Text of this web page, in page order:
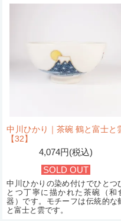
中川ひかり｜茶碗 鶴と富士と
【32】
4,074円(税込)
SOLD OUT
中川ひかりの染め付けでひとつ
とつ丁寧に描かれた茶碗（和
器）です。モチーフは伝統的な
と富士と雲です。